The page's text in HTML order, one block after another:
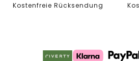
Kostenfreie Rücksendung